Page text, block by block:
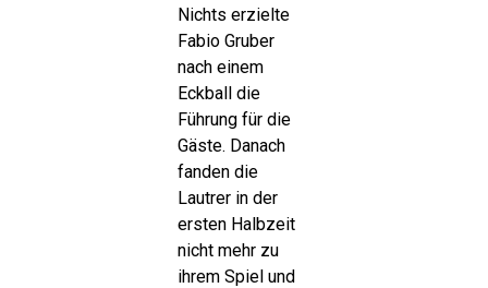
Nichts erzielte
Fabio Gruber
nach einem
Eckball die
Führung für die
Gäste. Danach
fanden die
Lautrer in der
ersten Halbzeit
nicht mehr zu
ihrem Spiel und